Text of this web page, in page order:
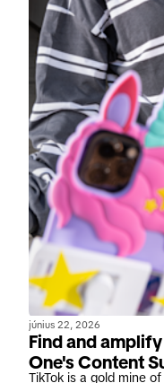
június 22, 2026
Find and
One's Content
TikTok is a gold mine